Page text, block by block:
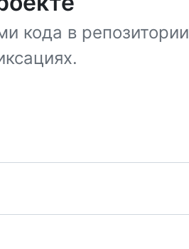
кода в репозитории